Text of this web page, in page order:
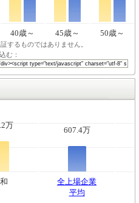
40歳～ 45歳～ 50歳～
するものではありません。
む：
万
607.4万
全上場企業
平均